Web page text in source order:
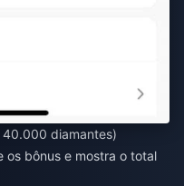
diamantes)
os bônus e mostra o total